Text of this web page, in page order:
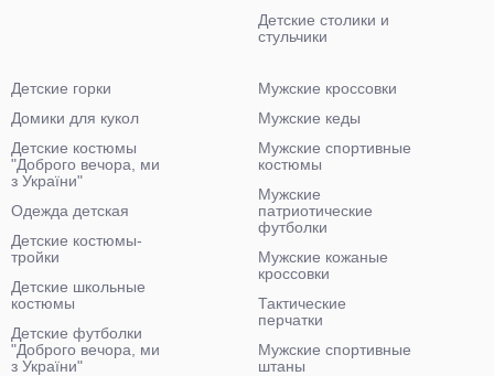
Детские столики и
стульчики
Детские горки
Домики для кукол
Детские костюмы
"Доброго вечора, ми
з України"
Одежда детская
Детские костюмы-
тройки
Детские школьные
костюмы
Детские футболки
"Доброго вечора, ми
з України"
Мужские кроссовки
Мужские кеды
Мужские спортивные
костюмы
Мужские
патриотические
футболки
Мужские кожаные
кроссовки
Тактические
перчатки
Мужские спортивные
штаны